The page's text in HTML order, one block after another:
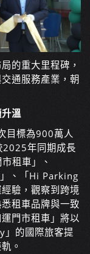
的重大里程碑，
通服務產業，朝
溫
目標為900萬人
年同期成長
租車」、
」、「Hi Parking
驗，觀察到跨境
租車品牌與一致
門市租車」將以
的國際旅客提
。